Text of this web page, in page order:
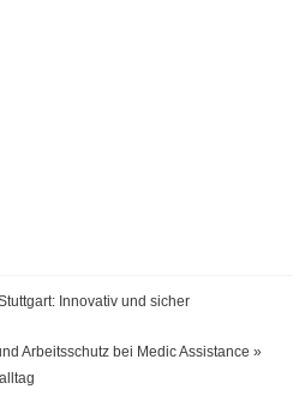
Innovativ und sicher
Arbeitsschutz bei Medic Assistance »